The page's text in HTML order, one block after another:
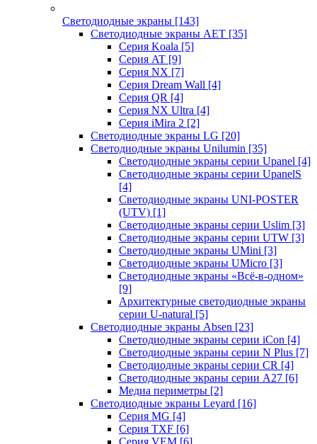
Светодиодные экраны [143]
Светодиодные экраны AET [35]
Cерия Koala [5]
Серия AT [9]
Серия NX [7]
Серия Dream Wall [4]
Серия QR [4]
Серия NX Ultra [4]
Серия iMira 2 [2]
Светодиодные экраны LG [20]
Светодиодные экраны Unilumin [35]
Светодиодные экраны серии Upanel [4]
Светодиодные экраны серии UpanelS
[4]
Светодиодные экраны UNI-POSTER
(UTV) [1]
Светодиодные экраны серии Uslim [3]
Светодиодные экраны серии UTW [3]
Светодиодные экраны UMini [3]
Светодиодные экраны UMicro [3]
Светодиодные экраны «Всё-в-одном»
[9]
Архитектурные светодиодные экраны
серии U-natural [5]
Светодиодные экраны Absen [23]
Светодиодные экраны серии iCon [4]
Светодиодные экраны серии N Plus [7]
Светодиодные экраны серии CR [4]
Светодиодные экраны серии А27 [6]
Медиа периметры [2]
Светодиодные экраны Leyard [16]
Серия MG [4]
Серия TXF [6]
Серия VEM [6]